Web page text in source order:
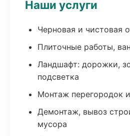
Наши услуги
Черновая и чистовая
Плиточные работы,
Ландшафт: дорожки,
подсветка
Монтаж перегородок
Демонтаж, вывоз
мусора